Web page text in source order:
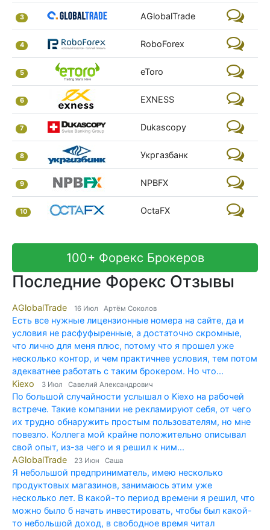
3 AGlobalTrade
4 RoboForex
5 eToro
6 EXNESS
7 Dukascopy
8 Укргазбанк
9 NPBFX
10 OctaFX
100+ Форекс Брокеров
Последние Форекс Отзывы
AGlobalTrade 16 Июл Артём Соколов
Есть все нужные лицензионные номера на сайте, да и
условия не расфуфыренные, а достаточно скромные,
что лично для меня плюс, потому что я прошел уже
несколько контор, и чем практичнее условия, тем потом
адекватнее работать с таким брокером. Но что...
Kiexo
3 Июл Савелий Александрович
По большой случайности услышал о Kiexo на рабочей
встрече. Такие компании не рекламируют себя, от чего
их трудно обнаружить простым пользователям, но мне
повезло. Коллега мой крайне положительно описывал
свой опыт, из-за чего и я решил к ним...
AGlobalTrade
23 Июн Саша
Я небольшой предприниматель, имею несколько
продуктовых магазинов, занимаюсь этим уже
несколько лет. В какой-то период времени я решил, что
можно было б начать инвестировать, чтобы был какой-
то небольшой доход, в свободное время читал